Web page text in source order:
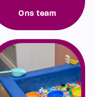
Ons team